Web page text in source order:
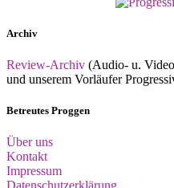
Archiv
Review-Archiv (Audio- u.
und unserem Vorläufer
Betreutes Proggen
Über uns
Kontakt
Impressum